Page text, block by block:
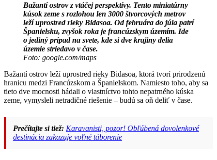
Bažantí ostrov z vtáčej perspektívy. Tento miniatúrny
kúsok zeme s rozlohou len 3000 štvorcových metrov
leží uprostred rieky Bidasoa. Od februára do júla patrí
Španielsku, zvyšok roka je francúzskym územím. Ide
o jediný prípad na svete, kde si dve krajiny delia
územie striedavo v čase.
Foto: google.com/maps
Bažantí ostrov leží uprostred rieky Bidasoa, ktorá tvorí prirodzenú
hranicu medzi Francúzskom a Španielskom. Namiesto toho, aby sa
tieto dve mocnosti hádali o vlastníctvo tohto nepatrného kúska
zeme, vymysleli netradičné riešenie – budú sa oň deliť v čase.
Prečítajte si tiež: Karavanisti, pozor! Obľúbená dovolenkové
destinácia zakazuje voľné táborenie